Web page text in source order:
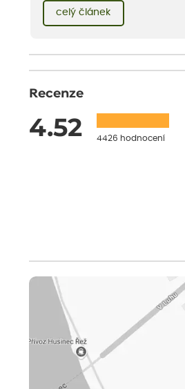
vnese neuvěřitelný klid a radost. A
dětství při mlsání babiččina
celý článek
Recenze
4.52 4426 hodnocení